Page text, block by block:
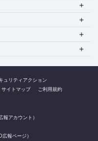
ュリティアクション
サイトマップ
ご利用規約
報アカウント）
報ページ）